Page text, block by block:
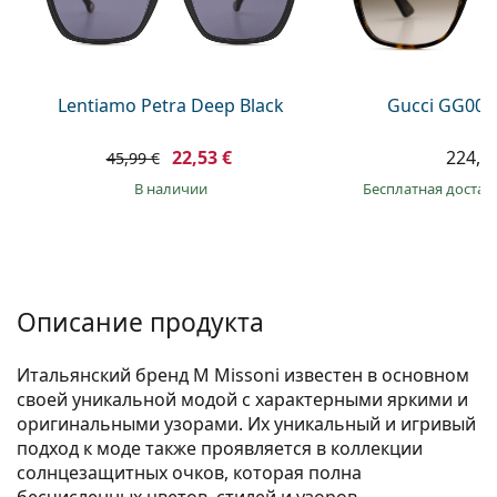
Persol
Все бренды
Lentiamo Petra Deep Black
45,99 € 22,53 €
в наличии
Gucci
Бесплатная
Описание продукта
Итальянский бренд M Missoni известен в основном
своей уникальной модой с характерными яркими и
оригинальными узорами. Их уникальный и игривый
подход к моде также проявляется в коллекции
солнцезащитных очков, которая полна